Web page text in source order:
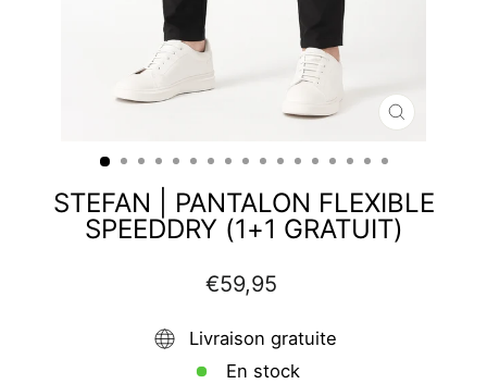
FERMER
STEFAN | PANTALON FLEXIBLE
SPEEDDRY (1+1 GRATUIT)
Prix
régulier
€59,95
Livraison gratuite
En stock